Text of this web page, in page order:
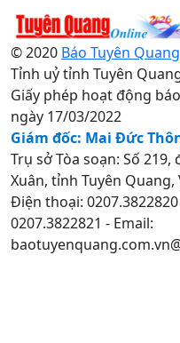
© 2020 Báo Tuyên
Tỉnh uỷ tỉnh Tuyên
Giấy phép hoạt động
ngày 17/03/2022
Giám đốc: Mai Đức
Trụ sở Tòa soạn: Số
Xuân, tỉnh Tuyên Quang,
Điện thoại: 0207.3822820
0207.3822821 - Email: